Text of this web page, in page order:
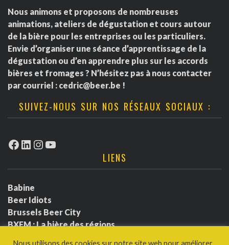
Nous animons et proposons de nombreuses
animations, ateliers de dégustation et cours autour
de la bière pour les entreprises ou les particuliers.
Envie d’organiser une séance d’apprentissage de la
dégustation ou d’en apprendre plus sur les accords
bières et fromages ? N’hésitez pas à nous contacter
par courriel : cedric@beer.be !
SUIVEZ-NOUS SUR NOS RÉSEAUX SOCIAUX :
Facebook
LinkedIn
Instagram
YouTube
LIENS
Babine
Beer Idiots
Brussels Beer City
BXFM : La bière des régions
Nous utilisons des cookies sur notre site web pour améliorer